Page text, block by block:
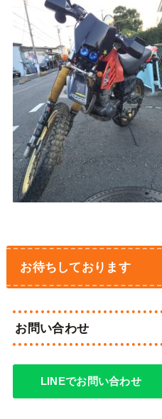
お待ちしております
お問い合わせ
LINEでお問い合わせ